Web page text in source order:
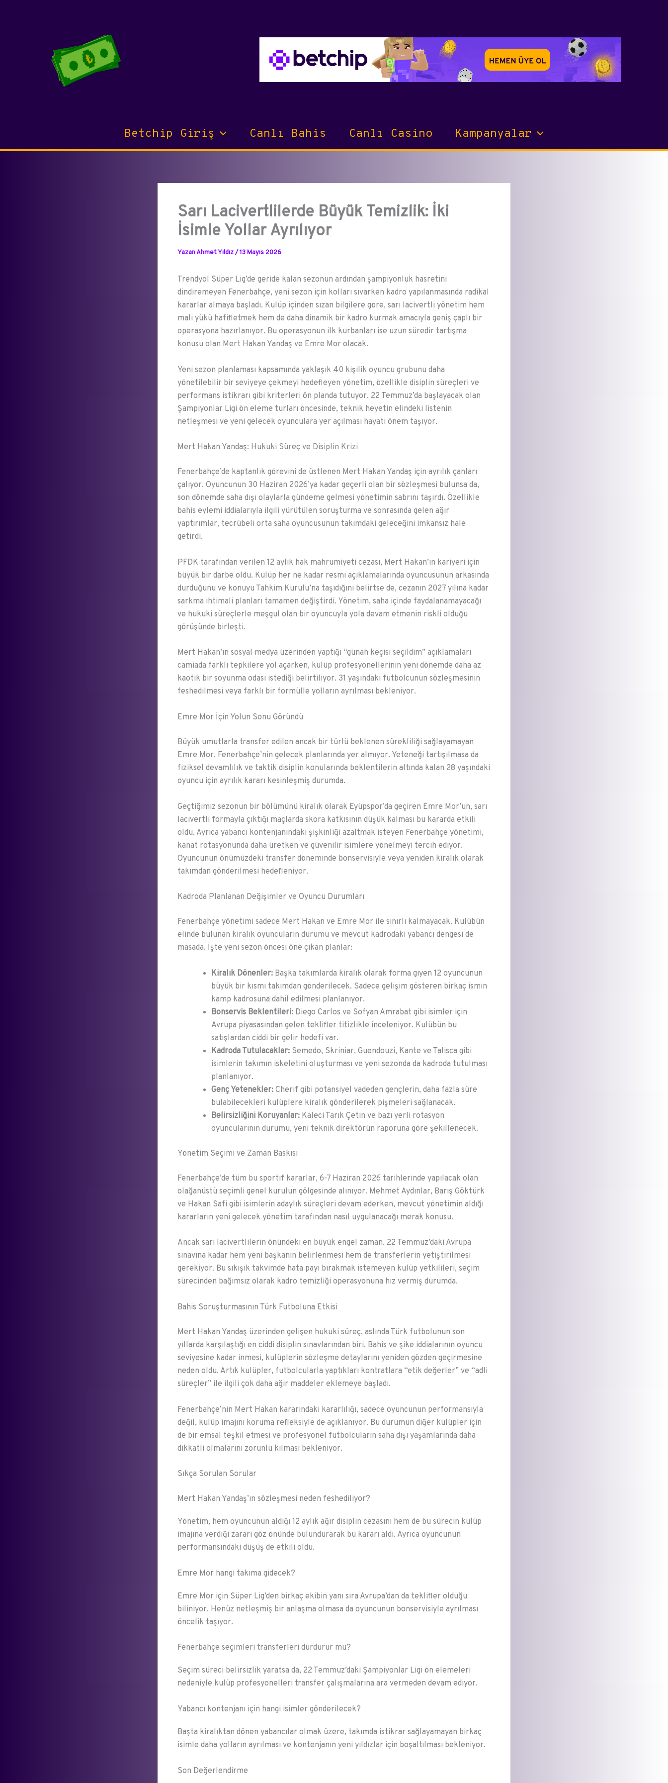
Betchip Giriş Canlı Bahis Canlı Casino Kampanyalar
Sarı Lacivertlilerde Büyük Temizlik: İki
İsimle Yollar Ayrılıyor
YazanAhmet Yıldız/13 Mayıs 2026
Trendyol Süper Lig’de geride kalan sezonun ardından şampiyonluk hasretini
dindiremeyen Fenerbahçe, yeni sezon için kolları sıvarken kadro yapılanmasında radikal
kararlar almaya başladı. Kulüp içinden sızan bilgilere göre, sarı lacivertli yönetim hem
mali yükü hafifletmek hem de daha dinamik bir kadro kurmak amacıyla geniş çaplı bir
operasyona hazırlanıyor. Bu operasyonun ilk kurbanları ise uzun süredir tartışma
konusu olan Mert Hakan Yandaş ve Emre Mor olacak.
Yeni sezon planlaması kapsamında yaklaşık 40 kişilik oyuncu grubunu daha
yönetilebilir bir seviyeye çekmeyi hedefleyen yönetim, özellikle disiplin süreçleri ve
performans istikrarı gibi kriterleri ön planda tutuyor. 22 Temmuz’da başlayacak olan
Şampiyonlar Ligi ön eleme turları öncesinde, teknik heyetin elindeki listenin
netleşmesi ve yeni gelecek oyunculara yer açılması hayati önem taşıyor.
Mert Hakan Yandaş: Hukuki Süreç ve Disiplin Krizi
Fenerbahçe’de kaptanlık görevini de üstlenen Mert Hakan Yandaş için ayrılık çanları
çalıyor. Oyuncunun 30 Haziran 2026’ya kadar geçerli olan bir sözleşmesi bulunsa da,
son dönemde saha dışı olaylarla gündeme gelmesi yönetimin sabrını taşırdı. Özellikle
bahis eylemi iddialarıyla ilgili yürütülen soruşturma ve sonrasında gelen ağır
yaptırımlar, tecrübeli orta saha oyuncusunun takımdaki geleceğini imkansız hale
getirdi.
PFDK tarafından verilen 12 aylık hak mahrumiyeti cezası, Mert Hakan’ın kariyeri için
büyük bir darbe oldu. Kulüp her ne kadar resmi açıklamalarında oyuncusunun arkasında
durduğunu ve konuyu Tahkim Kurulu’na taşıdığını belirtse de, cezanın 2027 yılına kadar
sarkma ihtimali planları tamamen değiştirdi. Yönetim, saha içinde faydalanamayacağı
ve hukuki süreçlerle meşgul olan bir oyuncuyla yola devam etmenin riskli olduğu
görüşünde birleşti.
Mert Hakan’ın sosyal medya üzerinden yaptığı “günah keçisi seçildim” açıklamaları
camiada farklı tepkilere yol açarken, kulüp profesyonellerinin yeni dönemde daha az
kaotik bir soyunma odası istediği belirtiliyor. 31 yaşındaki futbolcunun sözleşmesinin
feshedilmesi veya farklı bir formülle yolların ayrılması bekleniyor.
Emre Mor İçin Yolun Sonu Göründü
Büyük umutlarla transfer edilen ancak bir türlü beklenen sürekliliği sağlayamayan
Emre Mor, Fenerbahçe’nin gelecek planlarında yer almıyor. Yeteneği tartışılmasa da
fiziksel devamlılık ve taktik disiplin konularında beklentilerin altında kalan 28 yaşındaki
oyuncu için ayrılık kararı kesinleşmiş durumda.
Geçtiğimiz sezonun bir bölümünü kiralık olarak Eyüpspor’da geçiren Emre Mor’un, sarı
lacivertli formayla çıktığı maçlarda skora katkısının düşük kalması bu kararda etkili
oldu. Ayrıca yabancı kontenjanındaki şişkinliği azaltmak isteyen Fenerbahçe yönetimi,
kanat rotasyonunda daha üretken ve güvenilir isimlere yönelmeyi tercih ediyor.
Oyuncunun önümüzdeki transfer döneminde bonservisiyle veya yeniden kiralık olarak
takımdan gönderilmesi hedefleniyor.
Kadroda Planlanan Değişimler ve Oyuncu Durumları
Fenerbahçe yönetimi sadece Mert Hakan ve Emre Mor ile sınırlı kalmayacak. Kulübün
elinde bulunan kiralık oyuncuların durumu ve mevcut kadrodaki yabancı dengesi de
masada. İşte yeni sezon öncesi öne çıkan planlar:
Kiralık Dönenler: Başka takımlarda kiralık olarak forma giyen 12 oyuncunun
büyük bir kısmı takımdan gönderilecek. Sadece gelişim gösteren birkaç ismin
kamp kadrosuna dahil edilmesi planlanıyor.
Bonservis Beklentileri: Diego Carlos ve Sofyan Amrabat gibi isimler için
Avrupa piyasasından gelen teklifler titizlikle inceleniyor. Kulübün bu
satışlardan ciddi bir gelir hedefi var.
Kadroda Tutulacaklar: Semedo, Skriniar, Guendouzi, Kante ve Talisca gibi
isimlerin takımın iskeletini oluşturması ve yeni sezonda da kadroda tutulması
planlanıyor.
Genç Yetenekler: Cherif gibi potansiyel vadeden gençlerin, daha fazla süre
bulabilecekleri kulüplere kiralık gönderilerek pişmeleri sağlanacak.
Belirsizliğini Koruyanlar: Kaleci Tarık Çetin ve bazı yerli rotasyon
oyuncularının durumu, yeni teknik direktörün raporuna göre şekillenecek.
Yönetim Seçimi ve Zaman Baskısı
Fenerbahçe’de tüm bu sportif kararlar, 6-7 Haziran 2026 tarihlerinde yapılacak olan
olağanüstü seçimli genel kurulun gölgesinde alınıyor. Mehmet Aydınlar, Barış Göktürk
ve Hakan Safi gibi isimlerin adaylık süreçleri devam ederken, mevcut yönetimin aldığı
kararların yeni gelecek yönetim tarafından nasıl uygulanacağı merak konusu.
Ancak sarı lacivertlilerin önündeki en büyük engel zaman. 22 Temmuz’daki Avrupa
sınavına kadar hem yeni başkanın belirlenmesi hem de transferlerin yetiştirilmesi
gerekiyor. Bu sıkışık takvimde hata payı bırakmak istemeyen kulüp yetkilileri, seçim
sürecinden bağımsız olarak kadro temizliği operasyonuna hız vermiş durumda.
Bahis Soruşturmasının Türk Futboluna Etkisi
Mert Hakan Yandaş üzerinden gelişen hukuki süreç, aslında Türk futbolunun son
yıllarda karşılaştığı en ciddi disiplin sınavlarından biri. Bahis ve şike iddialarının oyuncu
seviyesine kadar inmesi, kulüplerin sözleşme detaylarını yeniden gözden geçirmesine
neden oldu. Artık kulüpler, futbolcularla yaptıkları kontratlara “etik değerler” ve “adli
süreçler” ile ilgili çok daha ağır maddeler eklemeye başladı.
Fenerbahçe’nin Mert Hakan kararındaki kararlılığı, sadece oyuncunun performansıyla
değil, kulüp imajını koruma refleksiyle de açıklanıyor. Bu durumun diğer kulüpler için
de bir emsal teşkil etmesi ve profesyonel futbolcuların saha dışı yaşamlarında daha
dikkatli olmalarını zorunlu kılması bekleniyor.
Sıkça Sorulan Sorular
Mert Hakan Yandaş’ın sözleşmesi neden feshediliyor?
Yönetim, hem oyuncunun aldığı 12 aylık ağır disiplin cezasını hem de bu sürecin kulüp
imajına verdiği zararı göz önünde bulundurarak bu kararı aldı. Ayrıca oyuncunun
performansındaki düşüş de etkili oldu.
Emre Mor hangi takıma gidecek?
Emre Mor için Süper Lig’den birkaç ekibin yanı sıra Avrupa’dan da teklifler olduğu
biliniyor. Henüz netleşmiş bir anlaşma olmasa da oyuncunun bonservisiyle ayrılması
öncelik taşıyor.
Fenerbahçe seçimleri transferleri durdurur mu?
Seçim süreci belirsizlik yaratsa da, 22 Temmuz’daki Şampiyonlar Ligi ön elemeleri
nedeniyle kulüp profesyonelleri transfer çalışmalarına ara vermeden devam ediyor.
Yabancı kontenjanı için hangi isimler gönderilecek?
Başta kiralıktan dönen yabancılar olmak üzere, takımda istikrar sağlayamayan birkaç
isimle daha yolların ayrılması ve kontenjanın yeni yıldızlar için boşaltılması bekleniyor.
Son Değerlendirme